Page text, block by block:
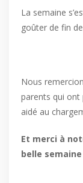
La semaine
goûter de fin
Nous
parents qui ont
aidé au
Et merci à
belle